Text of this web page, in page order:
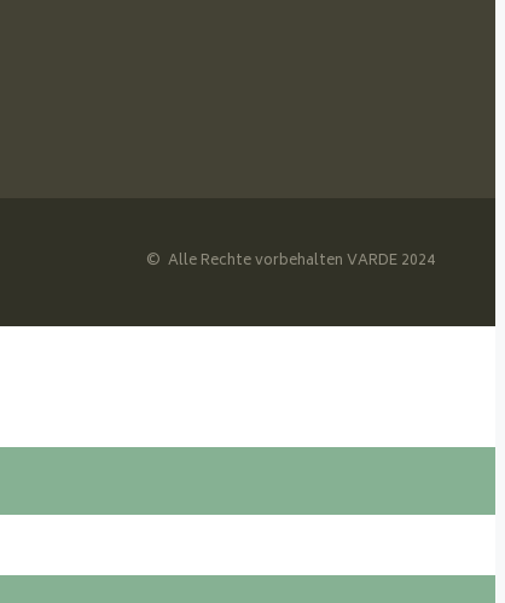
© Alle Rechte vorbehalten VARDE 2024